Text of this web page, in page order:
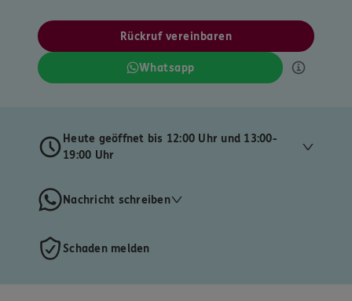
Rückruf vereinbaren
Whatsapp
Heute geöffnet bis 12:00 Uhr und 13:00-
19:00 Uhr
Nachricht schreiben
Schaden melden